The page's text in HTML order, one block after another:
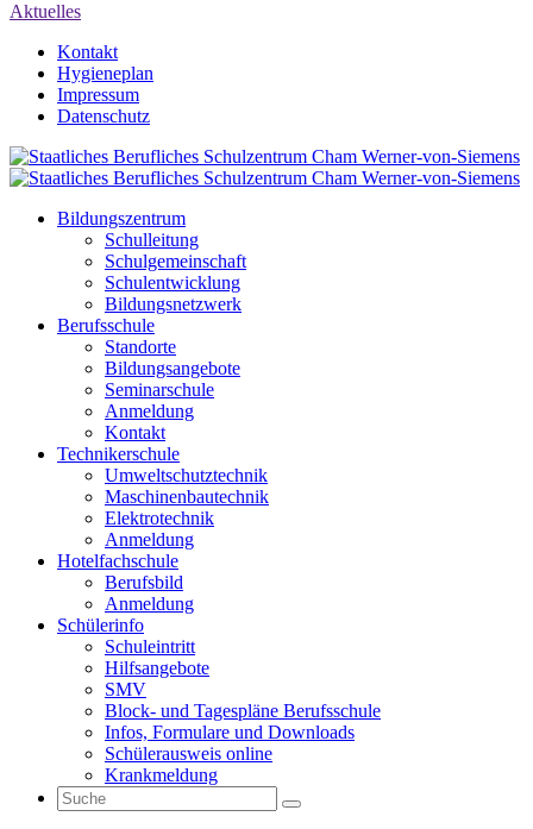
Aktuelles
Kontakt
Hygieneplan
Impressum
Datenschutz
Bildungszentrum
Schulleitung
Schulgemeinschaft
Schulentwicklung
Bildungsnetzwerk
Berufsschule
Standorte
Bildungsangebote
Seminarschule
Anmeldung
Kontakt
Technikerschule
Umweltschutztechnik
Maschinenbautechnik
Elektrotechnik
Anmeldung
Hotelfachschule
Berufsbild
Anmeldung
Schülerinfo
Schuleintritt
Hilfsangebote
SMV
Block- und Tagespläne Berufsschule
Infos, Formulare und Downloads
Schülerausweis online
Krankmeldung